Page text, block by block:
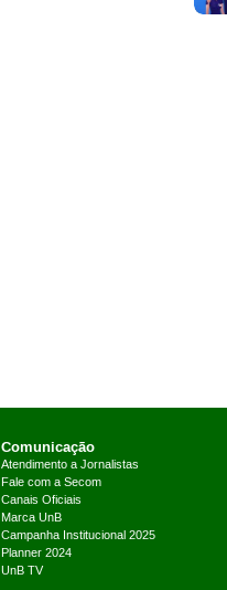
Comunicação
Atendimento a Jornalistas
Fale com a Secom
Canais Oficiais
Marca UnB
Campanha Institucional 2025
Planner 2024
UnB TV